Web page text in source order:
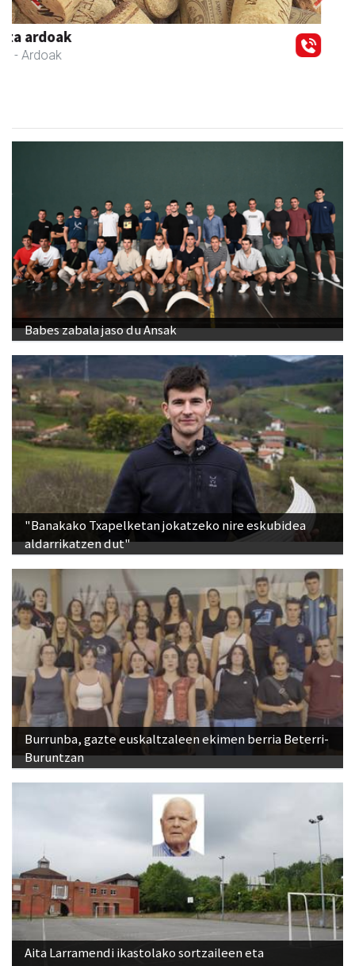
Tximeleta oihal-denda
Andoain - Oihal-denda
Previous Next
Babes zabala jaso du Ansak
"Banakako Txapelketan jokatzeko nire eskubidea
aldarrikatzen dut"
Burrunba, gazte euskaltzaleen ekimen berria Beterri-
Buruntzan
Aita Larramendi ikastolako sortzaileen eta